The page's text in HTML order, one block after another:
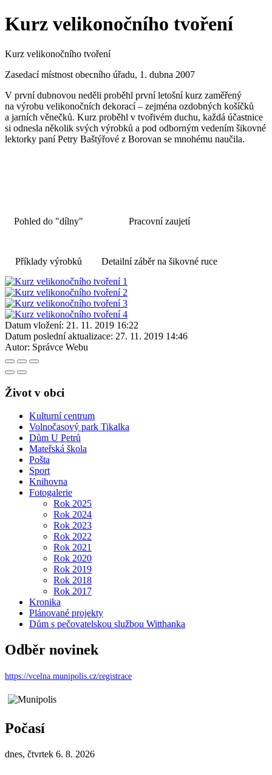
Kurz velikonočního tvoření
Kurz velikonočního tvoření
Zasedací místnost obecního úřadu, 1. dubna 2007
V první dubnovou neděli proběhl první letošní kurz zaměřený
na výrobu velikonočních dekorací – zejména ozdobných košíčků
a jarních věnečků. Kurz proběhl v tvořivém duchu, každá účastnice
si odnesla několik svých výrobků a pod odborným vedením šikovné
lektorky paní Petry Baštýřové z Borovan se mnohému naučila.
Pohled do "dílny" Pracovní zaujetí
Příklady výrobků Detailní záběr na šikovné ruce
Datum vložení: 21. 11. 2019 16:22
Datum poslední aktualizace: 27. 11. 2019 14:46
Autor: Správce Webu
Život v obci
Kulturní centrum
Volnočasový park Tikalka
Dům U Petrů
Mateřská škola
Pošta
Sport
Knihovna
Fotogalerie
Rok 2025
Rok 2024
Rok 2023
Rok 2022
Rok 2021
Rok 2020
Rok 2019
Rok 2018
Rok 2017
Kronika
Plánované projekty
Dům s pečovatelskou službou Witthanka
Odběr novinek
https://vcelna.munipolis.cz/registrace
Počasí
dnes, čtvrtek 6. 8. 2026